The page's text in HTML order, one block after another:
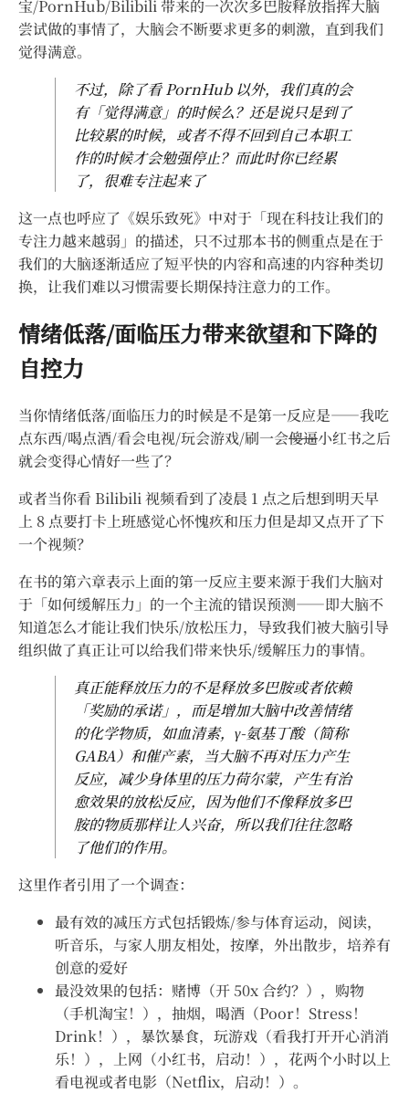
宝/PornHub/Bilibili 带来的一次次多巴胺释放指挥大脑
尝试做的事情了，大脑会不断要求更多的刺激，直到我们
觉得满意。
不过，除了看 PornHub 以外，我们真的会
有「觉得满意」的时候么？还是说只是到了
比较累的时候，或者不得不回到自己本职工
作的时候才会勉强停止？而此时你已经累
了，很难专注起来了
这一点也呼应了《娱乐致死》中对于「现在科技让我们的
专注力越来越弱」的描述，只不过那本书的侧重点是在于
我们的大脑逐渐适应了短平快的内容和高速的内容种类切
换，让我们难以习惯需要长期保持注意力的工作。
情绪低落/面临压力带来欲望和下降的
自控力
当你情绪低落/面临压力的时候是不是第一反应是——我吃
点东西/喝点酒/看会电视/玩会游戏/刷一会傻逼小红书之后
就会变得心情好一些了？
或者当你看 Bilibili 视频看到了凌晨 1 点之后想到明天早
上 8 点要打卡上班感觉心怀愧疚和压力但是却又点开了下
一个视频？
在书的第六章表示上面的第一反应主要来源于我们大脑对
于「如何缓解压力」的一个主流的错误预测——即大脑不
知道怎么才能让我们快乐/放松压力，导致我们被大脑引导
组织做了真正让可以给我们带来快乐/缓解压力的事情。
真正能释放压力的不是释放多巴胺或者依赖
「奖励的承诺」，而是增加大脑中改善情绪
的化学物质，如血清素，γ-氨基丁酸（简称
GABA）和催产素，当大脑不再对压力产生
反应，减少身体里的压力荷尔蒙，产生有治
愈效果的放松反应，因为他们不像释放多巴
胺的物质那样让人兴奋，所以我们往往忽略
了他们的作用。
这里作者引用了一个调查：
最有效的减压方式包括锻炼/参与体育运动，阅读，
听音乐，与家人朋友相处，按摩，外出散步，培养有
创意的爱好
最没效果的包括：赌博（开 50x 合约？），购物
（手机淘宝！），抽烟，喝酒（Poor！Stress！
Drink！），暴饮暴食，玩游戏（看我打开开心消消
乐！），上网（小红书，启动！），花两个小时以上
看电视或者电影（Netflix，启动！）。